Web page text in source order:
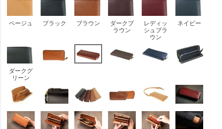
ベージュ ブラック ブラウン
ダークブ
ラウン
レディッ
シュブラ
ウン
ネイビー
ダークグ
リーン